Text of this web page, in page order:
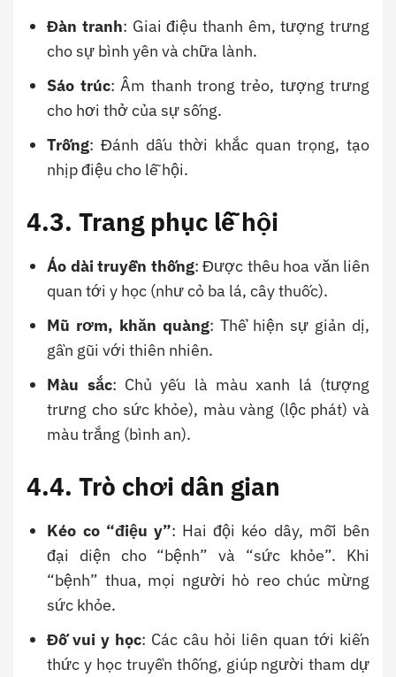
Đàn tranh: Giai điệu thanh êm, tượng trưng
cho sự bình yên và chữa lành.
Sáo trúc: Âm thanh trong trẻo, tượng trưng
cho hơi thở của sự sống.
Trống: Đánh dấu thời khắc quan trọng, tạo
nhịp điệu cho lễ hội.
4.3. Trang phục lễ hội
Áo dài truyền thống: Được thêu hoa văn liên
quan tới y học (như cỏ ba lá, cây thuốc).
Mũ rơm, khăn quàng: Thể hiện sự giản dị,
gần gũi với thiên nhiên.
Màu sắc: Chủ yếu là màu xanh lá (tượng
trưng cho sức khỏe), màu vàng (lộc phát) và
màu trắng (bình an).
4.4. Trò chơi dân gian
Kéo co “điệu y”: Hai đội kéo dây, mỗi bên
đại diện cho “bệnh” và “sức khỏe”. Khi
“bệnh” thua, mọi người hò reo chúc mừng
sức khỏe.
Đố vui y học: Các câu hỏi liên quan tới kiến
thức y học truyền thống, giúp người tham dự